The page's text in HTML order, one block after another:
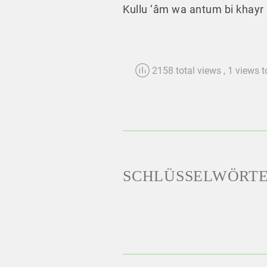
Kullu ‘âm wa antum bi khayr
2158 total views , 1 views